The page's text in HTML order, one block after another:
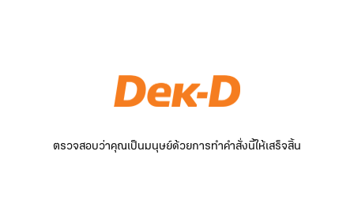
ตรวจสอบว่าคุณเป็นมนุษย์ด้วยการทำคำสั่งนี้ให้เสร็จสิ้น